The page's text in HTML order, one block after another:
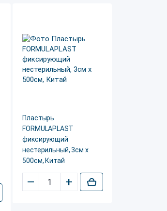
Пластырь
FORMULAPLAST
фиксирующий
нестерильный, 3см х
500см, Китай
– +